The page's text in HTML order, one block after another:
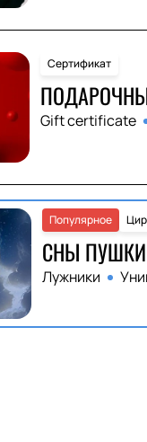
Сертификат
Gift certificate
Популярное
СНЫ
Лужники